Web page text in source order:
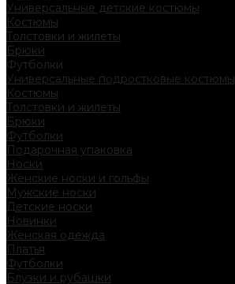
Универсальные детские костюмы
Костюмы
Толстовки и жилеты
Брюки
Футболки
Универсальные подростковые костюмы
Костюмы
Толстовки и жилеты
Брюки
Футболки
Подарочная упаковка
Носки
Женские носки и гольфы
Мужские носки
Детские носки
Новинки
Женская одежда
Платья
Футболки
Блузки и рубашки